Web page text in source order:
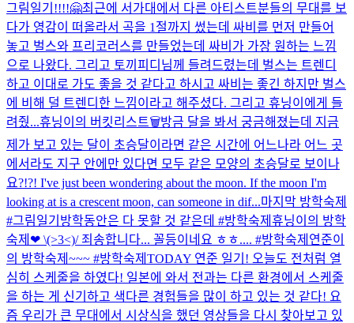
그림일기!!!!🤗최근에 서가대에서 다른 아티스트분들의 무대를 보
다가 영감이 떠올라서 곡을 1절까지 썼는데 싸비를 먼저 만들어
놓고 벌스와 프리코러스를 만들었는데 싸비가 가장 원하는 느낌
으로 나왔다. 그리고 토끼피디님께 들려드렸는데 벌스는 트렌디
하고 이대로 가도 좋을 것 같다고 하시고 싸비는 좋긴 하지만 벌스
에 비해 덜 트렌디한 느낌이라고 해주셨다. 그리고 휴닝이에게 들
려줬...휴닝이의 버킷리스트🗑방금 달을 봐서 궁금해졌는데 지금
제가 보고 있는 달이 초승달이라면 같은 시간에 어느나라 어느 곳
에서라도 지구 안에만 있다면 모두 같은 모양의 초승달로 보이나
요?!?! I've just been wondering about the moon. If the moon I'm
looking at is a crescent moon, can someone in dif...마지막 방학숙제
#그림일기 방학동안은 다 못할 것 같은데 #방학숙제 휴닝이의 방학
숙제❤ \(>3<)/ 죄송합니다... 꼴등이네요 ㅎㅎ.... #방학숙제 연준이
의 방학숙제~~~ #방학숙제 TODAY 연준 일기! 오늘도 전처럼 열
심히 스케줄을 하였다! 일본에 와서 전과는 다른 환경에서 스케줄
을 하는 게 신기하고 색다른 경험들을 많이 하고 있는 것 같다! 요
즘 우리가 큰 무대에서 시상식을 했던 영상들을 다시 찾아보고 있